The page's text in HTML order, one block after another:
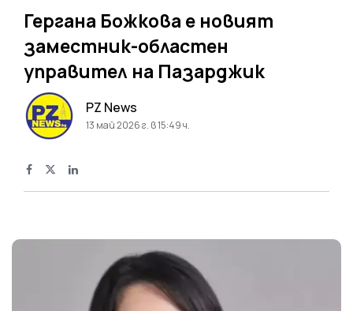
Гергана Божкова е новият
заместник-областен
управител на Пазарджик
PZ News
13 май 2026 г. в 15:49 ч.